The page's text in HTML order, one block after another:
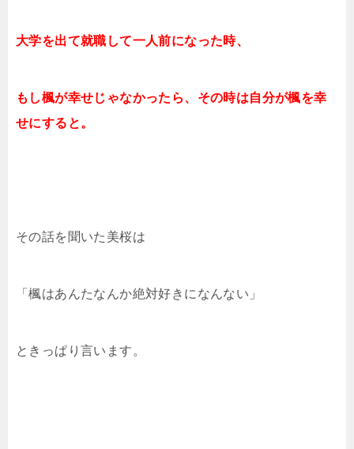
大学を出て就職して一人前になった時、
もし楓が幸せじゃなかったら、 その時は自分が楓を幸
せにすると。
その話を聞いた美桜は
「楓はあんたなんか絶対好きになんない」
ときっぱり言います。